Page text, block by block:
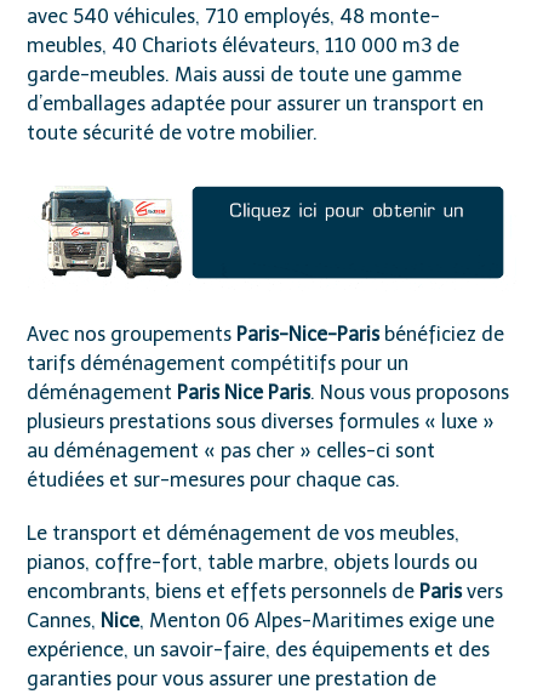
avec 540 véhicules, 710 employés, 48 monte-
meubles, 40 Chariots élévateurs, 110 000 m3 de
garde-meubles. Mais aussi de toute une gamme
d’emballages adaptée pour assurer un transport en
toute sécurité de votre mobilier.
Avec nos groupements Paris-Nice-Parisbénéficiez de
tarifs déménagement compétitifs pour un
déménagement Paris Nice Paris. Nous vous proposons
plusieurs prestations sous diverses formules « luxe »
au déménagement « pas cher » celles-ci sont
étudiées et sur-mesures pour chaque cas.
Le transport et déménagement de vos meubles,
pianos, coffre-fort, table marbre, objets lourds ou
encombrants, biens et effets personnels de Parisvers
Cannes, Nice, Menton 06 Alpes-Maritimes exige une
expérience, un savoir-faire, des équipements et des
garanties pour vous assurer une prestation de